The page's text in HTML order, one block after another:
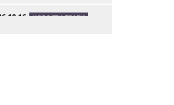
18:16 НОВОСТИ ПРАГИ